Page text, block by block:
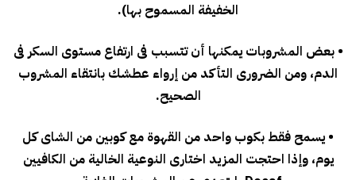
الخفيفة المسموح بها).
• بعض المشروبات يمكنها أن تتسبب فى ارتفاع مستوى السكر فى
الدم، ومن الضرورى التأكد من إرواء عطشك بانتقاء المشروب
الصحيح.
• يسمح فقط بكوب واحد من القهوة مع كوبين من الشاى كل
يوم، وإذا احتجت المزيد اختارى النوعية الخالية من الكافيين